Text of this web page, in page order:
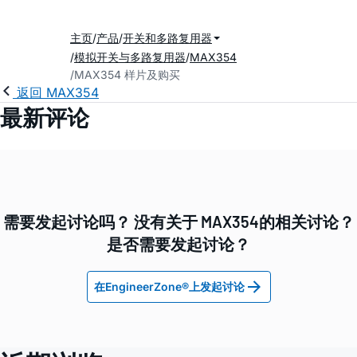
主页 产品 开关和多路复用器
模拟开关与多路复用器 MAX354
MAX354 样片及购买
返回 MAX354
最新评论
需要发起讨论吗？ 没有关于 MAX354的相关讨论？
是否需要发起讨论？
在EngineerZone®上发起讨论